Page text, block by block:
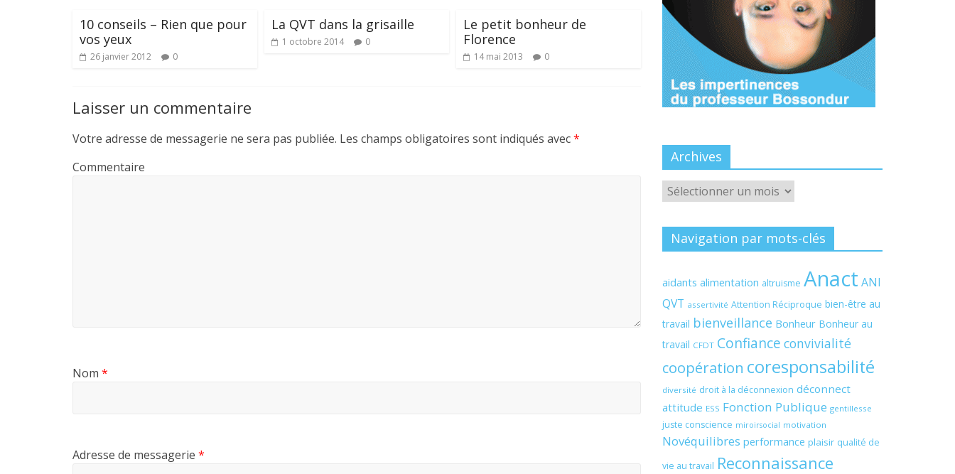
10 conseils – Rien que pour
vos yeux
26 janvier 2012 0
La QVT dans la grisaille
1 octobre 2014 0
Le petit bonheur de
Florence
14 mai 2013 0
Laisser un commentaire
Votre adresse de messagerie ne sera pas publiée. Les champs obligatoires sont indiqués avec*
Commentaire
Nom *
Adresse de messagerie *
Archives
Archives
Navigation par mots-clés
aidants alimentation altruisme Anact ANI
QVT assertivité Attention Réciproque bien-être au
travail bienveillance Bonheur Bonheur au
travail CFDT Confiance convivialité
coopération coresponsabilité
diversité droit à la déconnexion déconnect
attitude ESS Fonction Publique gentillesse
juste conscience miroirsocial motivation
Novéquilibres performance plaisir qualité de
vie au travail Reconnaissance